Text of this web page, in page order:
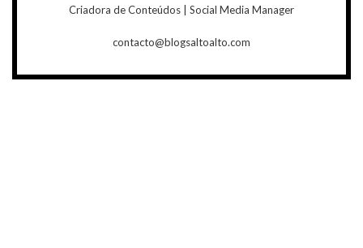
Criadora de Conteúdos | Social Media Manager
contacto@blogsaltoalto.com